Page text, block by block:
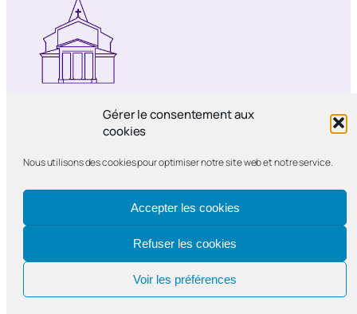
Gérer le consentement aux
cookies
Nous utilisons des cookies pour optimiser notre site web et notre service.
Accepter les cookies
Refuser les cookies
Voir les préférences
Notre-Dame de Bercy
Paroisse catholique Notre-Dame de la